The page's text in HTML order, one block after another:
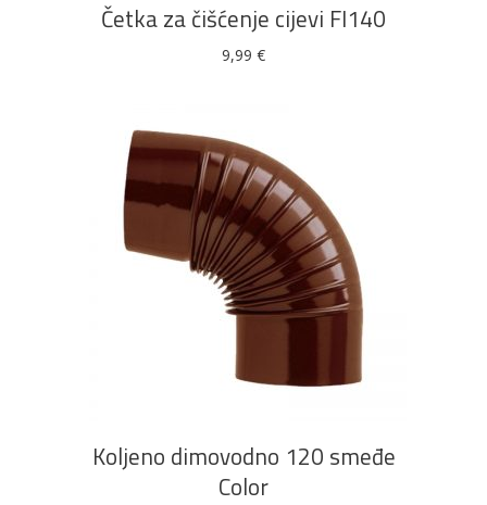
Četka za čišćenje cijevi FI140
9,99 €
Koljeno dimovodno 120 smeđe
Color